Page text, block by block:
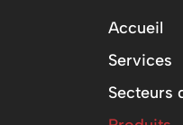
Accueil
Services
Secteurs